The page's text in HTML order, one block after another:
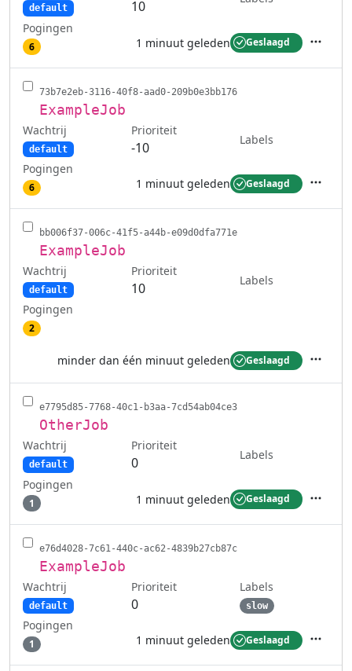
default 10
Pogingen
6 1 minuut geleden Geslaagd Acties
73b7e2eb-3116-40f8-aad0-209b0e3bb176
ExampleJob
Wachtrij
default
Prioriteit
-10
Labels
Pogingen
6 1 minuut geleden Geslaagd
bb006f37-006c-41f5-a44b-e09d0dfa771e
ExampleJob
Wachtrij
default
Prioriteit
10
Labels
Pogingen
2
minder dan één minuut geleden Geslaagd
e7795d85-7768-40c1-b3aa-7cd54ab04ce3
OtherJob
Wachtrij
default
Prioriteit
0
Labels
Pogingen
1 1 minuut geleden Geslaagd
e76d4028-7c61-440c-ac62-4839b27cb87c
ExampleJob
Wachtrij
default
Prioriteit
0
Labels
slow
Pogingen
1 1 minuut geleden Geslaagd